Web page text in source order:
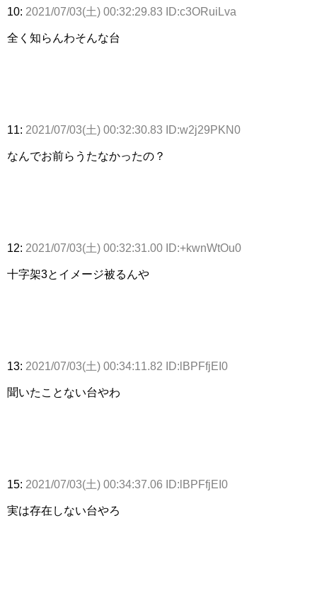
10: 2021/07/03(土) 00:32:29.83 ID:c3ORuiLva
全く知らんわそんな台
11: 2021/07/03(土) 00:32:30.83 ID:w2j29PKN0
なんでお前らうたなかったの？
12: 2021/07/03(土) 00:32:31.00 ID:+kwnWtOu0
十字架3とイメージ被るんや
13: 2021/07/03(土) 00:34:11.82 ID:lBPFfjEI0
聞いたことない台やわ
15: 2021/07/03(土) 00:34:37.06 ID:lBPFfjEI0
実は存在しない台やろ